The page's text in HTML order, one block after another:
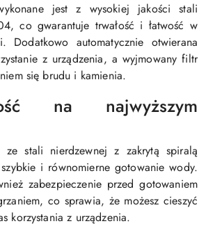
jest z wysokiej jakości stali
co gwarantuje trwałość i łatwość w
Dodatkowo automatycznie otwierana
z urządzenia, a wyjmowany filtr
się brudu i kamienia.
na najwyższym
ze stali nierdzewnej z zakrytą spiralą
i równomierne gotowanie wody.
zabezpieczenie przed gotowaniem
co sprawia, że możesz cieszyć
korzystania z urządzenia.